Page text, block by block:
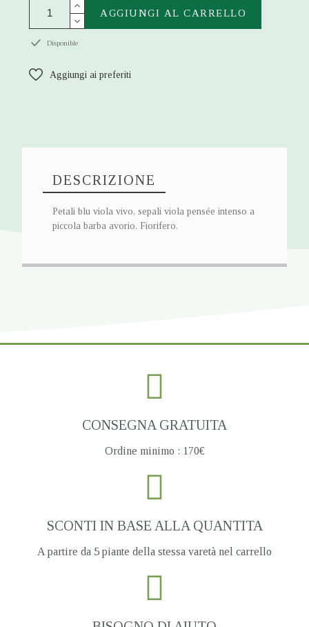
AGGIUNGI AL CARRELLO
Disponible
Aggiungi ai preferiti
DESCRIZIONE
Petali blu viola vivo, sepali viola pensée intenso a
piccola barba avorio. Fiorifero.
CONSEGNA GRATUITA
Ordine minimo : 170€
SCONTI IN BASE ALLA QUANTITA
A partire da 5 piante della stessa varetà nel carrello